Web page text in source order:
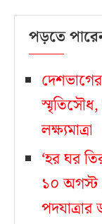
পড়তে
লক্ষ্যমাত্রা
‘হর ঘর
১০ অগস্ট
পদযাত্রার